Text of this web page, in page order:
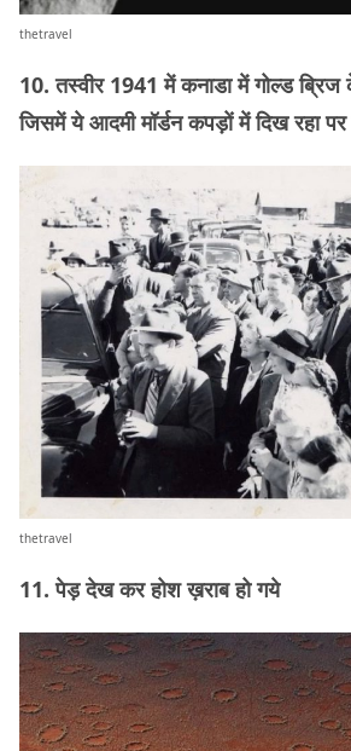
thetravel
10. तस्वीर 1941 में कनाडा में गोल्ड
जिसमें ये आदमी मॉर्डन कपड़ों में दिख रहा
thetravel
11. पेड़ देख कर होश ख़राब हो गये